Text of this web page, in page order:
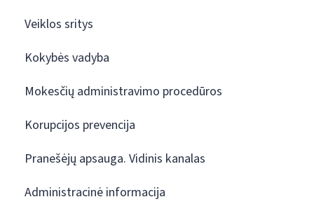
Veiklos sritys
Kokybės vadyba
Mokesčių administravimo procedūros
Korupcijos prevencija
Pranešėjų apsauga. Vidinis kanalas
Administracinė informacija